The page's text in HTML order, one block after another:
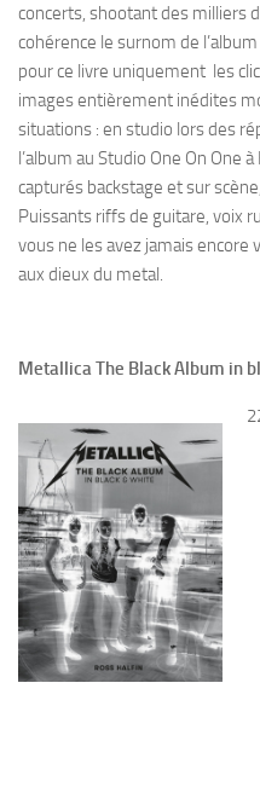
concerts, shootant des milliers
cohérence le surnom de
pour ce livre uniquement les
images entièrement inédites
situations : en studio lors des
l’album au Studio One On One
capturés backstage et sur
Puissants riffs de guitare, voix
vous ne les avez jamais encore
aux dieux du metal.
Metallica The Black Album in